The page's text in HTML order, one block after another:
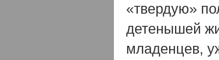
«твердую»
детенышей
младенцев,